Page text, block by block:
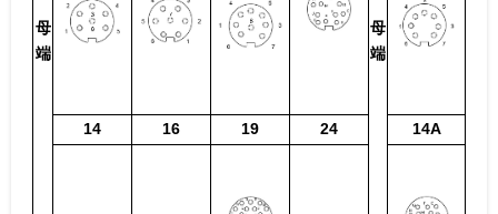
母
端
母
端
14 16 19 24 14A